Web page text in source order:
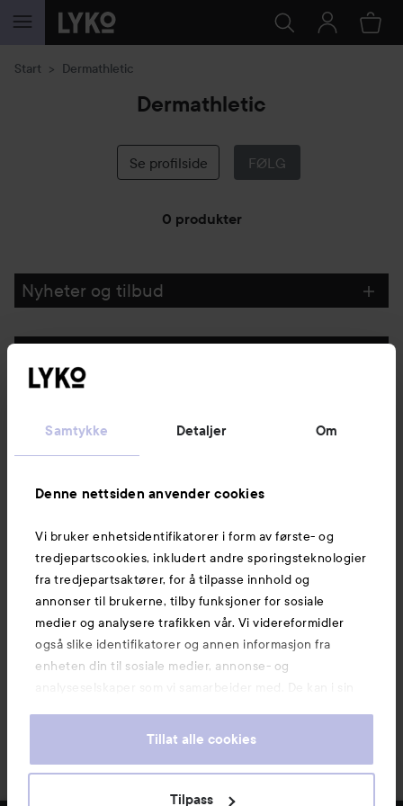
Samtykke Detaljer Om
Denne nettsiden anvender cookies
Vi bruker enhetsidentifikatorer i form av første- og
tredjepartscookies, inkludert andre sporingsteknologier
fra tredjepartsaktører, for å tilpasse innhold og
annonser til brukerne, tilby funksjoner for sosiale
medier og analysere trafikken vår. Vi videreformidler
også slike identifikatorer og annen informasjon fra
enheten din til sosiale medier, annonse- og
analyseselskaper som vi samarbeider med. De kan i sin
informasjon som du har oppgitt eller som de har samlet
våre cookies ved å fortsette å bruke nettsiden vår. For
informasjon om hvordan du kan endre innstillingene for
Tillat alle cookies
Tilpass
GÅ TIL INNHOLD
Start Dermathletic
Dermathletic
Se profilside FØLG
0 produkter
GÅ TIL FILTRE
Nyheter og tilbud
Også av interesse